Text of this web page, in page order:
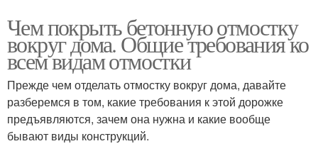
Чем покрыть бетонную отмостку
вокруг дома. Общие требования ко
всем видам отмостки
Прежде чем отделать отмостку вокруг дома, давайте
разберемся в том, какие требования к этой дорожке
предъявляются, зачем она нужна и какие вообще
бывают виды конструкций.